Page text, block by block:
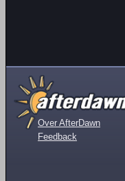
Over AfterDawn
Feedback